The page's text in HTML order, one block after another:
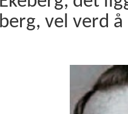
vel verd